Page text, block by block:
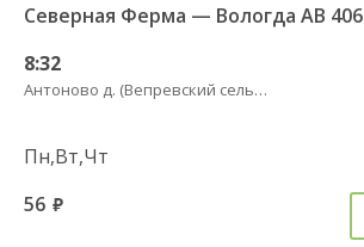
Северная Ферма — Вологда АВ 406
8:32
Антоново д. (Вепревский сельсовет)
Пн,Вт,Чт
56 руб.